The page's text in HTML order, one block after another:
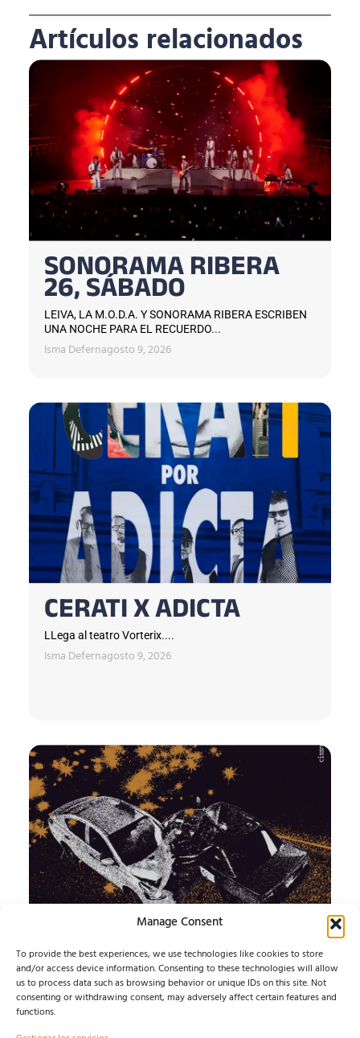
Manage Consent
To provide the best experiences, we use technologies like cookies to store
and/or access device information. Consenting to these technologies will allow
us to process data such as browsing behavior or unique IDs on this site. Not
consenting or withdrawing consent, may adversely affect certain features and
functions.
Artículos relacionados
SONORAMA RIBERA
26, SÁBADO
LEIVA, LA M.O.D.A. Y SONORAMA RIBERA ESCRIBEN
UNA NOCHE PARA EL RECUERDO...
Isma Defernagosto 9, 2026
CERATI X ADICTA
LLega al teatro Vorterix....
Isma Defernagosto 9, 2026
CISSNÉ y ADIÓS
COMETA
Presentan un split que conecta Costa Rica y Japón a
través del screamo, el emo y el shoegaze....